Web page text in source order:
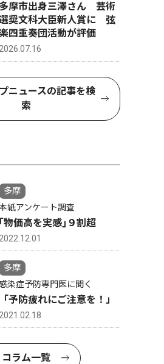
多摩市出身三澤さん 芸術
奨文科大臣新人賞に 弦
四重奏団活動が評価
2026.07.16
ニュースの記事を検
索
多摩
紙アンケート調査
｢物価高を実感｣９割超
2022.12.01
多摩
染症予防専門医に聞く
「予防疲れにご注意を！」
2021.02.18
コラム一覧